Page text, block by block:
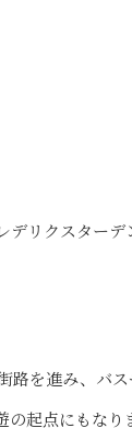
リクスター
を進み、バ
起点にもなり